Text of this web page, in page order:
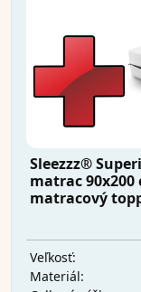
Sleezzz®
matrac
matracový
Veľkosť:
Materiál: